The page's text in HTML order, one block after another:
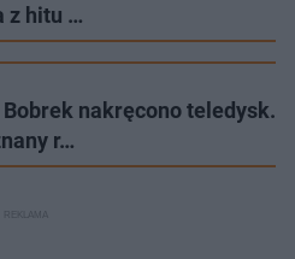
z hitu …
nakręcono teledysk.
r…